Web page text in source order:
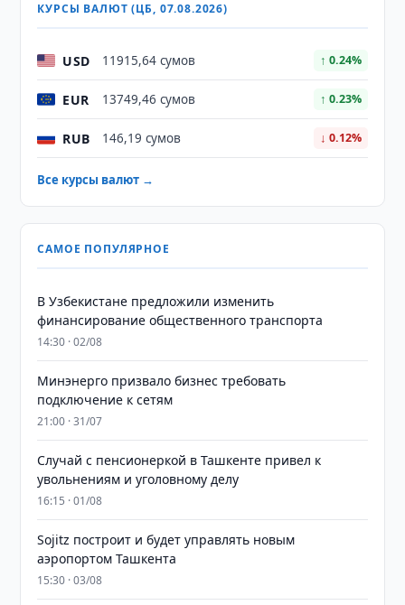
КУРСЫ ВАЛЮТ (ЦБ, 07.08.2026)
USD 11915,64 сумов ↑ 0.24%
EUR 13749,46 сумов ↑ 0.23%
RUB 146,19 сумов ↓ 0.12%
Все курсы валют →
САМОЕ ПОПУЛЯРНОЕ
В Узбекистане предложили изменить
финансирование общественного транспорта
14:30 · 02/08
Минэнерго призвало бизнес требовать
подключение к сетям
21:00 · 31/07
Случай с пенсионеркой в Ташкенте привел к
увольнениям и уголовному делу
16:15 · 01/08
Sojitz построит и будет управлять новым
аэропортом Ташкента
15:30 · 03/08